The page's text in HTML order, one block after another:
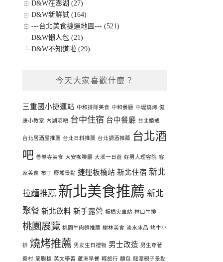
D&W在澎湖 (27)
D&W新鮮試 (164)
---台北美食捷運地圖--- (521)
D&W懶人包 (21)
D&W不知道啦 (29)
今天大家喜歡什麼？
三重國小捷運站 中和排隊美食 中和餐廳 中壢燒烤 健
康小教室 內湖酒吧 台中住宿 台中餐廳 台北婚戒
台北居酒屋推薦 台北日料推薦 台北調酒推薦
台北酒
吧 善導寺美食 大安咖啡廳 大溪一日遊 好男人理容院 客
家美食 布丁 廢墟景點 捷運板橋站 新北住宿 新北
拉麵推薦 新北美食推薦 新北
聚餐 新北飲料 新手露營 板橋火車站 林口牛排
桃園展覽 桃園牛肉麵推薦 樹林美食 淡水冰品 烤牛小
排 燒烤推薦 男友生日禮物 男士改造 男生穿著
眷村 筋膜槍 英文學習 蘆洲早餐 輕旅行 麵包 龍潭親子景點